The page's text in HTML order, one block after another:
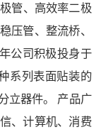
管、高效率二极
压管、整流桥、
公司积极投身于
系列表面贴装的
立器件。 产品广
、计算机、消费